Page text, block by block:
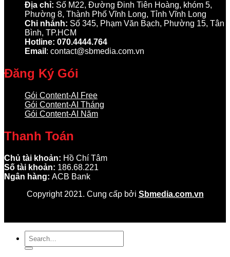
Địa chỉ: Số M22, Đường Đinh Tiên Hoàng, khóm 5,
Phường 8, Thành Phố Vĩnh Long, Tỉnh Vĩnh Long
Chi nhánh: Số 345, Phạm Văn Bạch, Phường 15, Tân
Bình, TP.HCM
Hotline: 070.4444.764
Email : contact@sbmedia.com.vn
Đăng Ký Gói
Gói Content-AI Free
Gói Content-AI Tháng
Gói Content-AI Năm
Thanh Toán
Chủ tài khoản: Hồ Chí Tâm
Số tài khoản: 186.68.221
Ngân hàng: ACB Bank
Copyright 2021. Cung cấp bởi Sbmedia.com.vn